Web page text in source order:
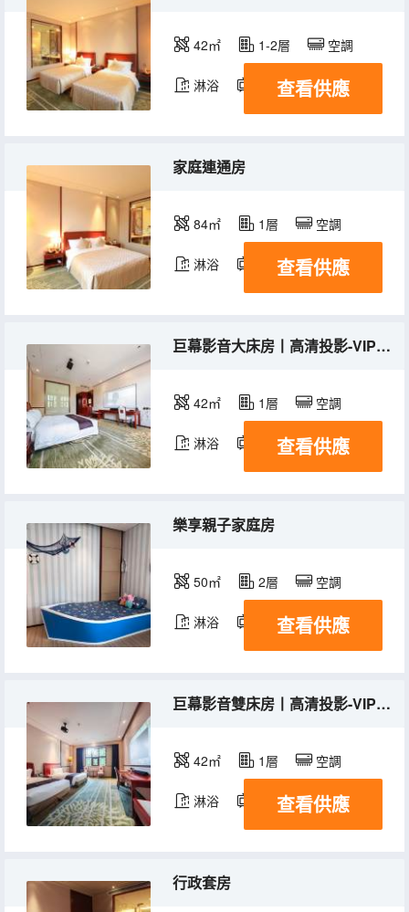
42㎡ 1-2層 空調
淋浴 電視機
查看供應
家庭連通房
84㎡ 1層 空調
淋浴 電視機
查看供應
巨幕影音大床房丨高清投影-VIP觀影
42㎡ 1層 空調
淋浴 電視機
查看供應
樂享親子家庭房
50㎡ 2層 空調
淋浴 電視機
查看供應
巨幕影音雙床房丨高清投影-VIP觀影
42㎡ 1層 空調
淋浴 電視機
查看供應
行政套房